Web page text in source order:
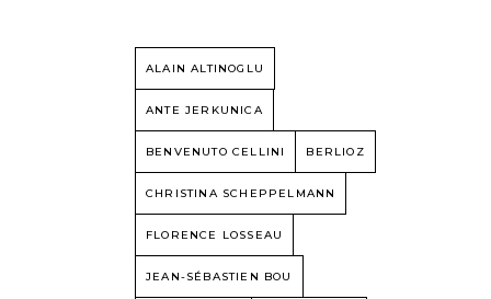
ALAIN ALTINOGLU
ANTE JERKUNICA
BENVENUTO CELLINI BERLIOZ
CHRISTINA SCHEPPELMANN
FLORENCE LOSSEAU
JEAN-SÉBASTIEN BOU